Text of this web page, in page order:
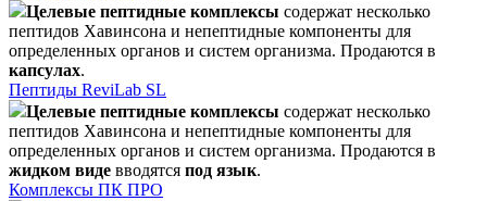
Целевые пептидные комплексы содержат несколько
пептидов Хавинсона и непептидные компоненты для
определенных органов и систем организма. Продаются в
капсулах.
Пептиды ReviLab SL
Целевые пептидные комплексы содержат несколько
пептидов Хавинсона и непептидные компоненты для
определенных органов и систем организма. Продаются в
жидком виде вводятся под язык.
Комплексы ПК ПРО